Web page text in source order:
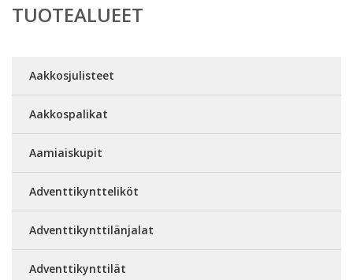
TUOTEALUEET
Aakkosjulisteet
Aakkospalikat
Aamiaiskupit
Adventtikyntteliköt
Adventtikynttilänjalat
Adventtikynttilät